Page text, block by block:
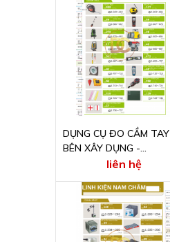
DỤNG CỤ ĐO CẦM TAY
BÊN XÂY DỤNG -
CATALOG TIẾNG NHẬT
liên hệ